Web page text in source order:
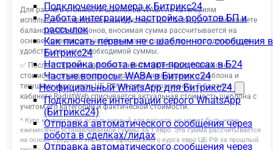
Подключение номера к Битрикс24
Работа интеграции, настройка роботов БП и
рассылок
Как писать первым не с шаблонного сообщения в
Битрикс24
Настройка робота в смарт-процессах в Б24
Частые вопросы: WABA в Битрикс24
Неофициальный WhatsApp для Битрикс24
Подключение интеграции серого WhatsApp
(Битрикс24)
Отправка автоматического сообщения через
робота в сделках/лидах
Отправка автоматического сообщения через